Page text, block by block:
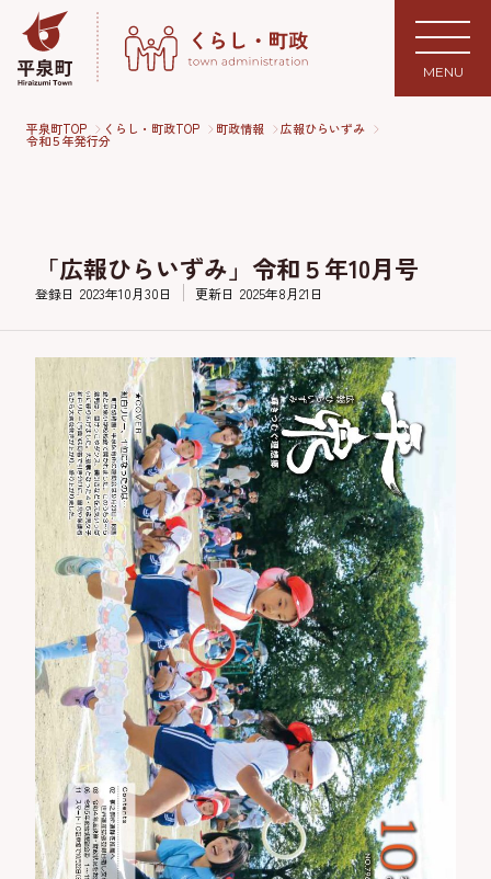
MENU
平泉町TOP くらし・町政TOP 町政情報 広報ひらいずみ
令和５年発行分
「広報ひらいずみ」令和５年10月号
登録日 2023年10月30日 更新日 2025年8月21日